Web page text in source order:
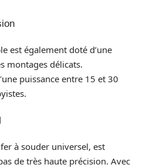
est également doté d’une
montages délicats.
puissance entre 15 et 30
à souder universel, est
de très haute précision. Avec